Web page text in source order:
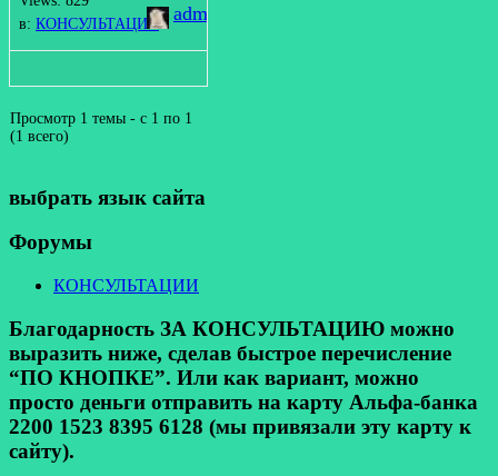
в: КОНСУЛЬТАЦИИ admin
Просмотр 1 темы - с 1 по 1
(1 всего)
выбрать язык сайта
Форумы
КОНСУЛЬТАЦИИ
Благодарность ЗА КОНСУЛЬТАЦИЮ можно
выразить ниже, сделав быстрое перечисление
“ПО КНОПКЕ”. Или как вариант, можно
просто деньги отправить на карту Альфа-банка
2200 1523 8395 6128 (мы привязали эту карту к
сайту).